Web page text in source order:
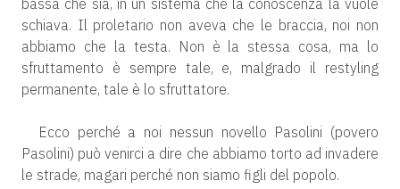
bassa che sia, in un sistema che la conoscenza la vuole
schiava. Il proletario non aveva che le braccia, noi non
abbiamo che la testa. Non è la stessa cosa, ma lo
sfruttamento è sempre tale, e, malgrado il restyling
permanente, tale è lo sfruttatore.
Ecco perché a noi nessun novello Pasolini (povero
Pasolini) può venirci a dire che abbiamo torto ad invadere
le strade, magari perché non siamo figli del popolo.